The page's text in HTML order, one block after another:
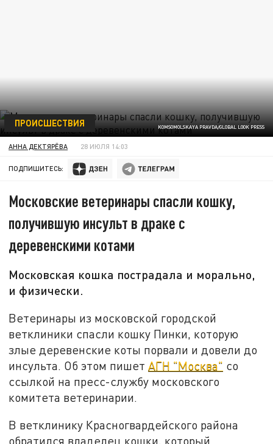
KOMSOMOLSKAYA PRAVDA/GLOBAL LOOK PRESS
ПРОИСШЕСТВИЯ
АННА ДЕКТЯРЁВА 28 ИЮЛЯ 14:03
ПОДПИШИТЕСЬ:
Московские ветеринары спасли кошку,
получившую инсульт в драке с
деревенскими котами
Московская кошка пострадала и морально,
и физически.
Ветеринары из московской городской
ветклиники спасли кошку Пинки, которую
злые деревенские коты порвали и довели до
инсульта. Об этом пишетАГН "Москва" со
ссылкой на пресс-службу московского
комитета ветеринарии.
В ветклинику Красногвардейского района
обратился владелец кошки, который